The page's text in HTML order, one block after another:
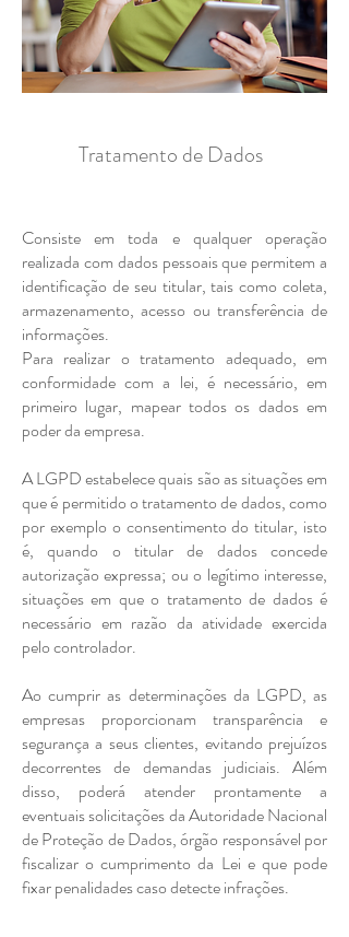
Tratamento de Dados
Consiste em toda e qualquer operação
realizada com dados pessoais que permitem a
identificação de seu titular, tais como coleta,
armazenamento, acesso ou transferência de
informações.
Para realizar o tratamento adequado, em
conformidade com a lei, é necessário, em
primeiro lugar, mapear todos os dados em
poder da empresa.
A LGPD estabelece quais são as situações em
que é permitido o tratamento de dados, como
por exemplo o consentimento do titular, isto
é, quando o titular de dados concede
autorização expressa; ou o legítimo interesse,
situações em que o tratamento de dados é
necessário em razão da atividade exercida
pelo controlador.
Ao cumprir as determinações da LGPD, as
empresas proporcionam transparência e
segurança a seus clientes, evitando prejuízos
decorrentes de demandas judiciais. Além
disso, poderá atender prontamente a
eventuais solicitações da Autoridade Nacional
de Proteção de Dados, órgão responsável por
fiscalizar o cumprimento da Lei e que pode
fixar penalidades caso detecte infrações.